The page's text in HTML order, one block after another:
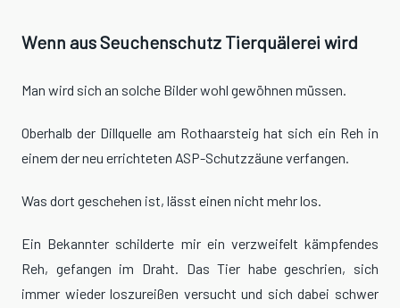
Wenn aus Seuchenschutz Tierquälerei wird
Man wird sich an solche Bilder wohl gewöhnen müssen.
Oberhalb der Dillquelle am Rothaarsteig hat sich ein Reh in
einem der neu errichteten ASP-Schutzzäune verfangen.
Was dort geschehen ist, lässt einen nicht mehr los.
Ein Bekannter schilderte mir ein verzweifelt kämpfendes
Reh, gefangen im Draht. Das Tier habe geschrien, sich
immer wieder loszureißen versucht und sich dabei schwer